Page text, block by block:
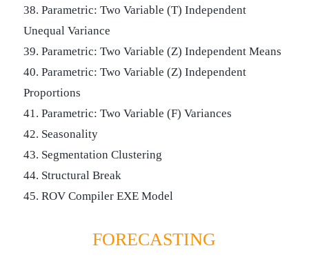
38. Parametric: Two Variable (T) Independent
Unequal Variance
39. Parametric: Two Variable (Z) Independent Means
40. Parametric: Two Variable (Z) Independent
Proportions
41. Parametric: Two Variable (F) Variances
42. Seasonality
43. Segmentation Clustering
44. Structural Break
45. ROV Compiler EXE Model
FORECASTING